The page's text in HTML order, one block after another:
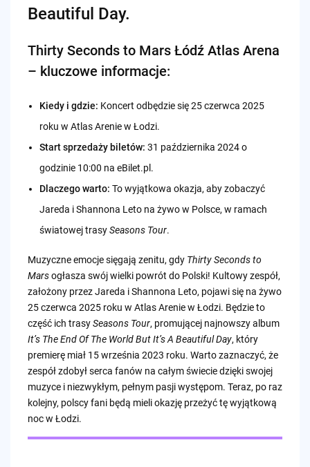
Beautiful Day.
Thirty Seconds to Mars Łódź Atlas Arena
– kluczowe informacje:
Kiedy i gdzie: Koncert odbędzie się 25 czerwca 2025
roku w Atlas Arenie w Łodzi.
Start sprzedaży biletów: 31 października 2024 o
godzinie 10:00 na eBilet.pl.
Dlaczego warto: To wyjątkowa okazja, aby zobaczyć
Jareda i Shannona Leto na żywo w Polsce, w ramach
światowej trasySeasons Tour.
Muzyczne emocje sięgają zenitu, gdy Thirty Seconds to
Marsogłasza swój wielki powrót do Polski! Kultowy zespół,
założony przez Jareda i Shannona Leto, pojawi się na żywo
25 czerwca 2025 roku w Atlas Arenie w Łodzi. Będzie to
część ich trasySeasons Tour, promującej najnowszy album
It’s The End Of The World But It’s A Beautiful Day, który
premierę miał 15 września 2023 roku. Warto zaznaczyć, że
zespół zdobył serca fanów na całym świecie dzięki swojej
muzyce i niezwykłym, pełnym pasji występom. Teraz, po raz
kolejny, polscy fani będą mieli okazję przeżyć tę wyjątkową
noc w Łodzi.